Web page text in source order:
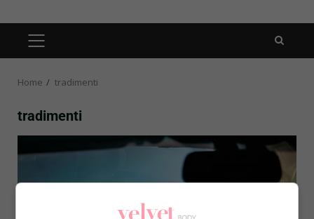
PRIMARY
MENU
Home tradimenti
tradimenti